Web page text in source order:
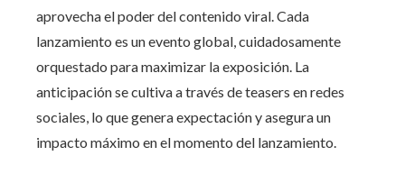
aprovecha el poder del contenido viral. Cada
lanzamiento es un evento global, cuidadosamente
orquestado para maximizar la exposición. La
anticipación se cultiva a través de teasers en redes
sociales, lo que genera expectación y asegura un
impacto máximo en el momento del lanzamiento.